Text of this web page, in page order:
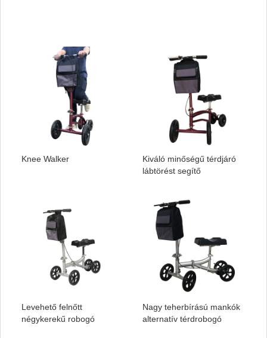
Knee Walker
Kiváló minőségű térdjáró
lábtörést segítő
Levehető felnőtt
négykerekű robogó
Nagy teherbírású mankók
alternatív térdrobogó